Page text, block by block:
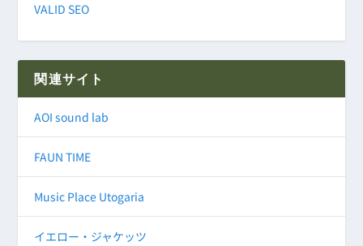
VALID SEO
関連サイト
AOI sound lab
FAUN TIME
Music Place Utogaria
イエロー・ジャケッツ